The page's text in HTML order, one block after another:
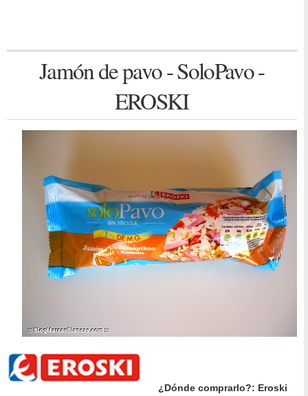
Jamón de pavo - SoloPavo -
EROSKI
¿Dónde comprarlo?: Eroski